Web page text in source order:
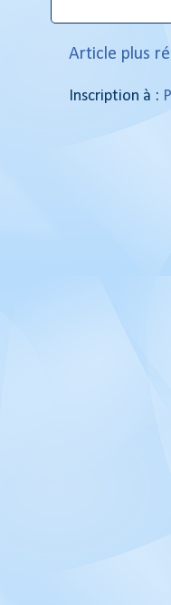
Article plus
Inscription à :